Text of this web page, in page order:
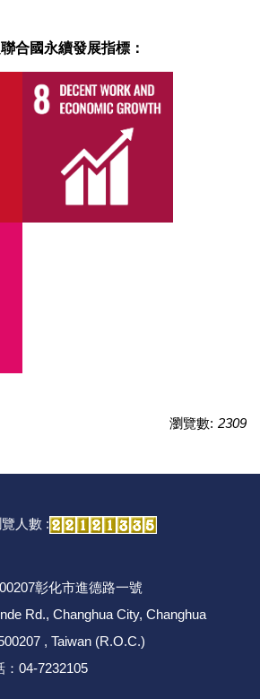
合國永續發展指標：
瀏覽數: 2309
人數 :
彰化市進德路一號
Rd., Changhua City, Changhua
, Taiwan (R.O.C.)
：04-7232105